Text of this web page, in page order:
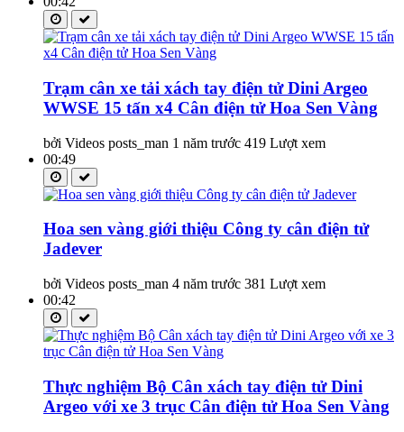
Trạm cân xe tải xách tay điện tử Dini Argeo
WWSE 15 tấn x4 Cân điện tử Hoa Sen Vàng
bởi Videos posts_man 1 năm trước 419 Lượt xem
00:49
Hoa sen vàng giới thiệu Công ty cân điện tử
Jadever
bởi Videos posts_man 4 năm trước 381 Lượt xem
00:42
Thực nghiệm Bộ Cân xách tay điện tử Dini
Argeo với xe 3 trục Cân điện tử Hoa Sen Vàng